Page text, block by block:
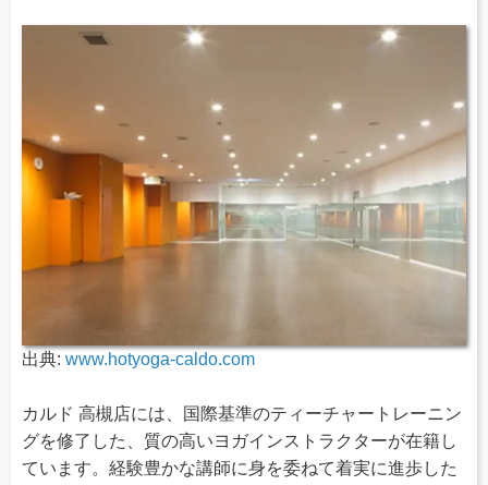
出典: www.hotyoga-caldo.com
カルド 高槻店には、国際基準のティーチャートレーニン
グを修了した、質の高いヨガインストラクターが在籍し
ています。経験豊かな講師に身を委ねて着実に進歩した